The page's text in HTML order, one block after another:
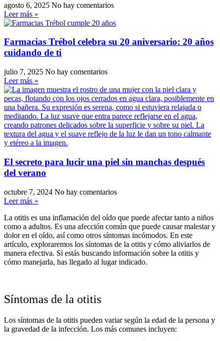
agosto 6, 2025 No hay comentarios
Leer más »
Farmacias Trébol celebra su 20 aniversario: 20 años
cuidando de ti
julio 7, 2025 No hay comentarios
Leer más »
El secreto para lucir una piel sin manchas después
del verano
octubre 7, 2024 No hay comentarios
Leer más »
La otitis es una inflamación del oído que puede afectar tanto a niños
como a adultos. Es una afección común que puede causar malestar y
dolor en el oído, así como otros síntomas incómodos. En este
artículo, exploraremos los síntomas de la otitis y cómo aliviarlos de
manera efectiva. Si estás buscando información sobre la otitis y
cómo manejarla, has llegado al lugar indicado.
Síntomas de la otitis
Los síntomas de la otitis pueden variar según la edad de la persona y
la gravedad de la infección. Los más comunes incluyen: